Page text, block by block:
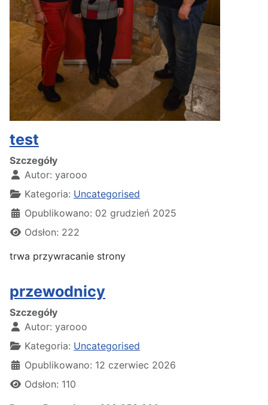
test
Szczegóły
Autor: yarooo
Kategoria: Uncategorised
Opublikowano: 02 grudzień 2025
Odsłon: 222
trwa przywracanie strony
przewodnicy
Szczegóły
Autor: yarooo
Kategoria: Uncategorised
Opublikowano: 12 czerwiec 2026
Odsłon: 110